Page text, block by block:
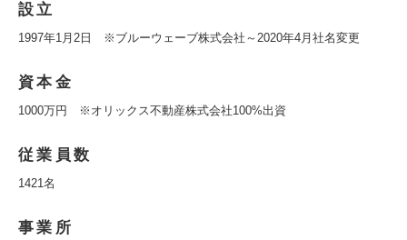
設立
1997年1月2日 ※ブルーウェーブ株式会社～2020年4月社名変更
資本金
1000万円 ※オリックス不動産株式会社100%出資
従業員数
1421名
事業所